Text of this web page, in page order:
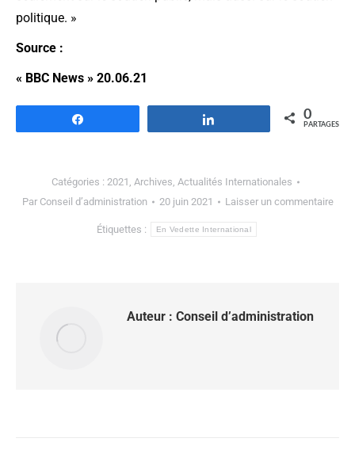
politique. »
Source :
« BBC News » 20.06.21
0
PARTAGES
Catégories : 2021 , Archives, Actualités Internationales
Par Conseil d’administration 20 juin 2021 Laisser un commentaire
Étiquettes : En Vedette International
Auteur : Conseil d’administration